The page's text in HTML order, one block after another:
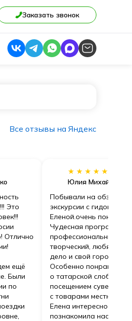
Заказать звонок
Все отзывы на Яндекс
Это
Отлично
ещё
Были
по
★★★★★
Юлия Михайлова
Побывали на обзорной
экскурсии с гидом
Еленой.очень
Чудесная программа,
профессиональный ,
творческий, любячий
дело и свой город гид!
Особенно понравился
о татарской слободе, с
посещением сувер
с товарами местных
Елена интересно , с
познакомила нас с